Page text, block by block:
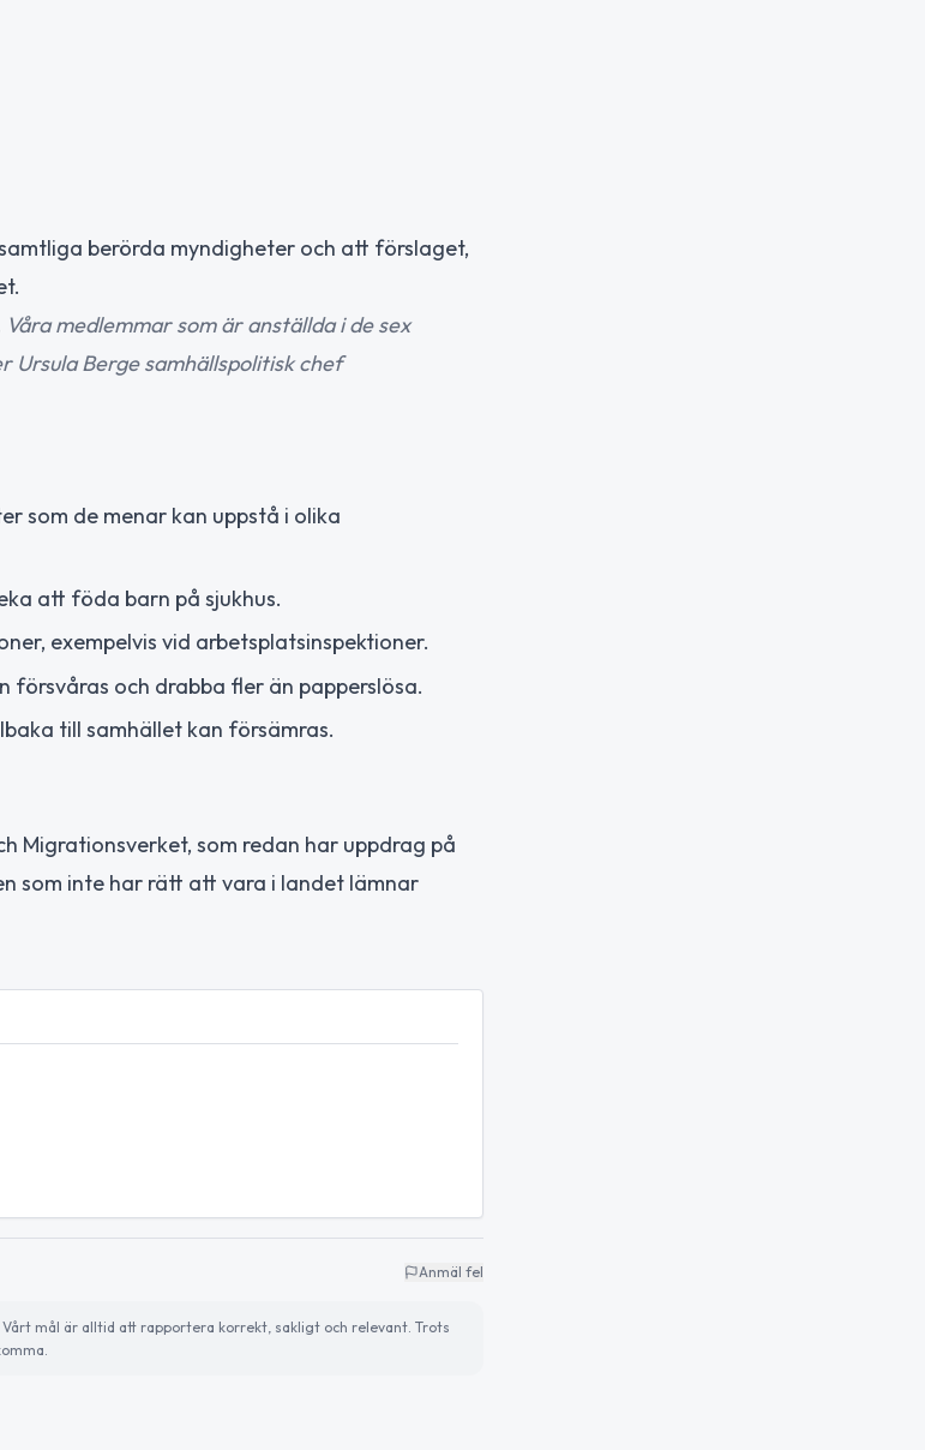
berörda myndigheter och att förslaget,
medlemmar som är anställda i de sex
Ursula Berge samhällspolitisk chef
som de menar kan uppstå i olika
att föda barn på sjukhus.
exempelvis vid arbetsplatsinspektioner.
försvåras och drabba fler än papperslösa.
till samhället kan försämras.
Migrationsverket, som redan har uppdrag på
som inte har rätt att vara i landet lämnar
Anmäl fel
mål är alltid att rapportera korrekt, sakligt och relevant. Trots